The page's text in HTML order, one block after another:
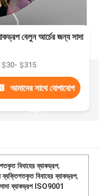
বেলুন আর্চের জন্য সাদা
$30- $315
আমাদের সাথে যোগাযোগ
করুন
বিবাহের ব্যাকড্রপ,
ব্যক্তিগতকৃত বিবাহের ব্যাকড্রপ,
ব্যাকড্রপ ISO9001